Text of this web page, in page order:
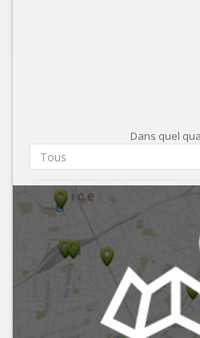
Dans quel
Tous